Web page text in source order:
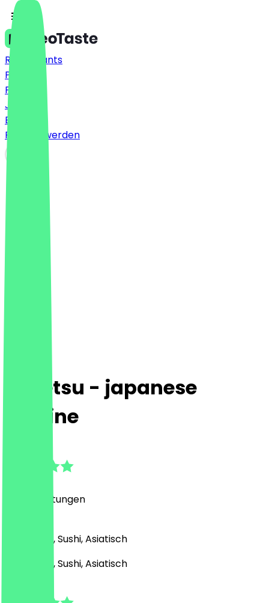
Restaurants
Preise
FAQ
Jobs
Blog
Partner werden
Jonetsu - japanese
Cuisine
Bewertungen
Japanisch, Sushi, Asiatisch
Japanisch, Sushi, Asiatisch